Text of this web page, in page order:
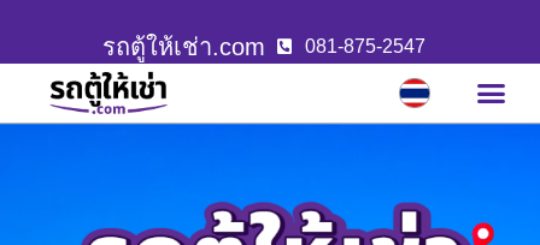
รถตู้ให้เช่า.com 081-875-2547